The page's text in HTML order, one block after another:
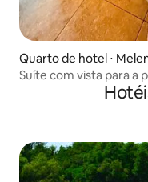
Quarto de hotel ⋅
Suíte com vista para a